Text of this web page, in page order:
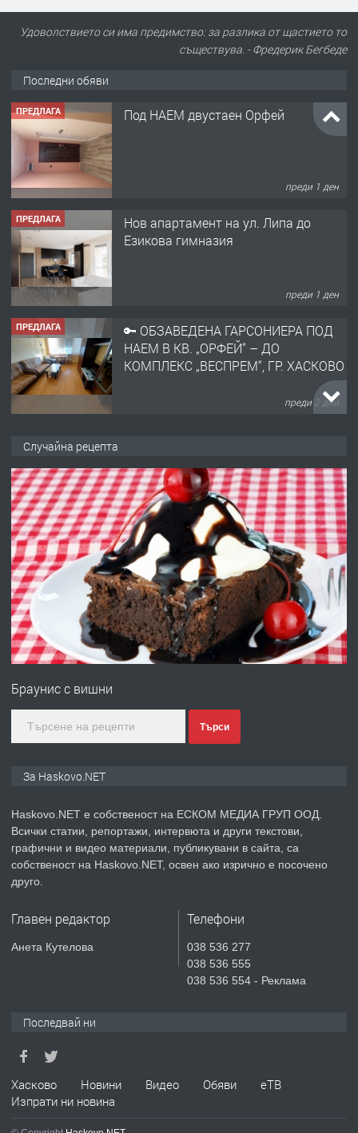
Удоволствието си има предимство: за разлика от щастието то
съществува. - Фредерик Бегбеде
Последни обяви
ПРЕДЛАГА Под НАЕМ двустаен Орфей
преди 1 ден
ПРЕДЛАГА
Нов апартамент на ул. Липа до
Езикова гимназия
преди 1 ден
ПРЕДЛАГА
🔑 ОБЗАВЕДЕНА ГАРСОНИЕРА ПОД
НАЕМ В КВ. „ОРФЕЙ“ – ДО
КОМПЛЕКС „ВЕСПРЕМ“, ГР. ХАСКОВО
преди 2 дни
АПАРТАМЕНТ В ЦЕНТЪРА НА ГР.
ХАСКОВО
преди 3 дни
ПРЕДЛАГА Давам гараж под наем
преди 3 дни
ПРЕДЛАГА
№4120 Магазин/Офис под наем в кв.
преди 4 дни
ПРЕДЛАГА
Продавам парцел в гр. Хасково кв.
СГЛОБЯВАНЕ НА МЕБЕЛИ.
ПРЕДЛАГА
№4119 Едностаен обзаведен
Случайна рецепта
Браунис с вишни
Търси
За Haskovo.NET
Haskovo.NET е собственост на ЕСКОМ МЕДИА ГРУП ООД.
Всички статии, репортажи, интервюта и други текстови,
графични и видео материали, публикувани в сайта, са
собственост на Haskovo.NET, освен ако изрично е посочено
друго.
Главен редактор
Анета Кутелова
Телефони
038 536 277
038 536 555
038 536 554 - Реклама
Последвай ни
Хасково Новини Видео Обяви
еТВ
Изпрати ни новина